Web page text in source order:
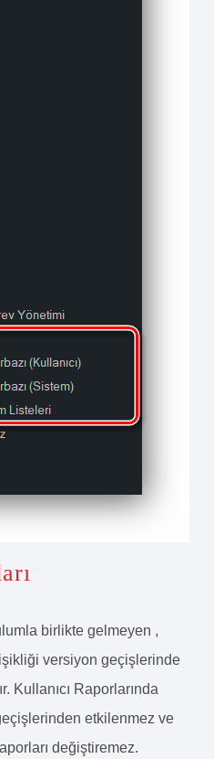
birlikte gelmeyen ,
versiyon geçişlerinde
Kullanıcı Raporlarında
etkilenmez ve
değiştiremez.